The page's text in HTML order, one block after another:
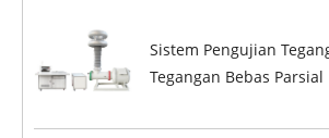
Sistem Pengujian
Tegangan Bebas Parsial